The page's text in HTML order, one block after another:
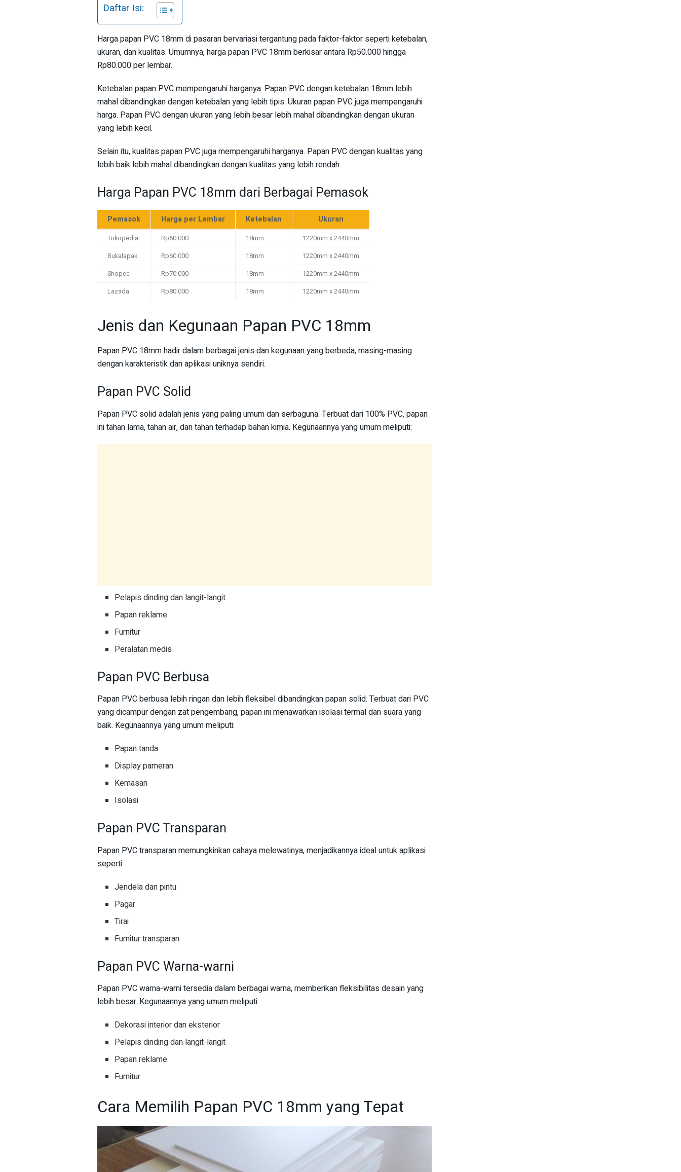
Daftar Isi:
Harga papan PVC 18mm di pasaran bervariasi tergantung pada faktor-faktor seperti ketebalan,
ukuran, dan kualitas. Umumnya, harga papan PVC 18mm berkisar antara Rp50.000 hingga
Rp80.000 per lembar.
Ketebalan papan PVC mempengaruhi harganya. Papan PVC dengan ketebalan 18mm lebih
mahal dibandingkan dengan ketebalan yang lebih tipis. Ukuran papan PVC juga mempengaruhi
harga. Papan PVC dengan ukuran yang lebih besar lebih mahal dibandingkan dengan ukuran
yang lebih kecil.
Selain itu, kualitas papan PVC juga mempengaruhi harganya. Papan PVC dengan kualitas yang
lebih baik lebih mahal dibandingkan dengan kualitas yang lebih rendah.
Harga Papan PVC 18mm dari Berbagai Pemasok
Pemasok Harga per Lembar Ketebalan Ukuran
Tokopedia Rp50.000 18mm
1220mm x 2440mm
Bukalapak
Rp60.000 18mm
1220mm x 2440mm
Shopee
Rp70.000 18mm
1220mm x 2440mm
Lazada
Rp80.000 18mm 1220mm x 2440mm
Jenis dan Kegunaan Papan PVC 18mm
Papan PVC 18mm hadir dalam berbagai jenis dan kegunaan yang berbeda, masing-masing
dengan karakteristik dan aplikasi uniknya sendiri.
Papan PVC Solid
Papan PVC solid adalah jenis yang paling umum dan serbaguna. Terbuat dari 100% PVC, papan
ini tahan lama, tahan air, dan tahan terhadap bahan kimia. Kegunaannya yang umum meliputi:
Pelapis dinding dan langit-langit
Papan reklame
Furnitur
Peralatan medis
Papan PVC Berbusa
Papan PVC berbusa lebih ringan dan lebih fleksibel dibandingkan papan solid. Terbuat dari PVC
yang dicampur dengan zat pengembang, papan ini menawarkan isolasi termal dan suara yang
baik. Kegunaannya yang umum meliputi:
Papan tanda
Display pameran
Kemasan
Isolasi
Papan PVC Transparan
Papan PVC transparan memungkinkan cahaya melewatinya, menjadikannya ideal untuk aplikasi
seperti:
Jendela dan pintu
Pagar
Tirai
Furnitur transparan
Papan PVC Warna-warni
Papan PVC warna-warni tersedia dalam berbagai warna, memberikan fleksibilitas desain yang
lebih besar. Kegunaannya yang umum meliputi:
Dekorasi interior dan eksterior
Pelapis dinding dan langit-langit
Papan reklame
Furnitur
Cara Memilih Papan PVC 18mm yang Tepat